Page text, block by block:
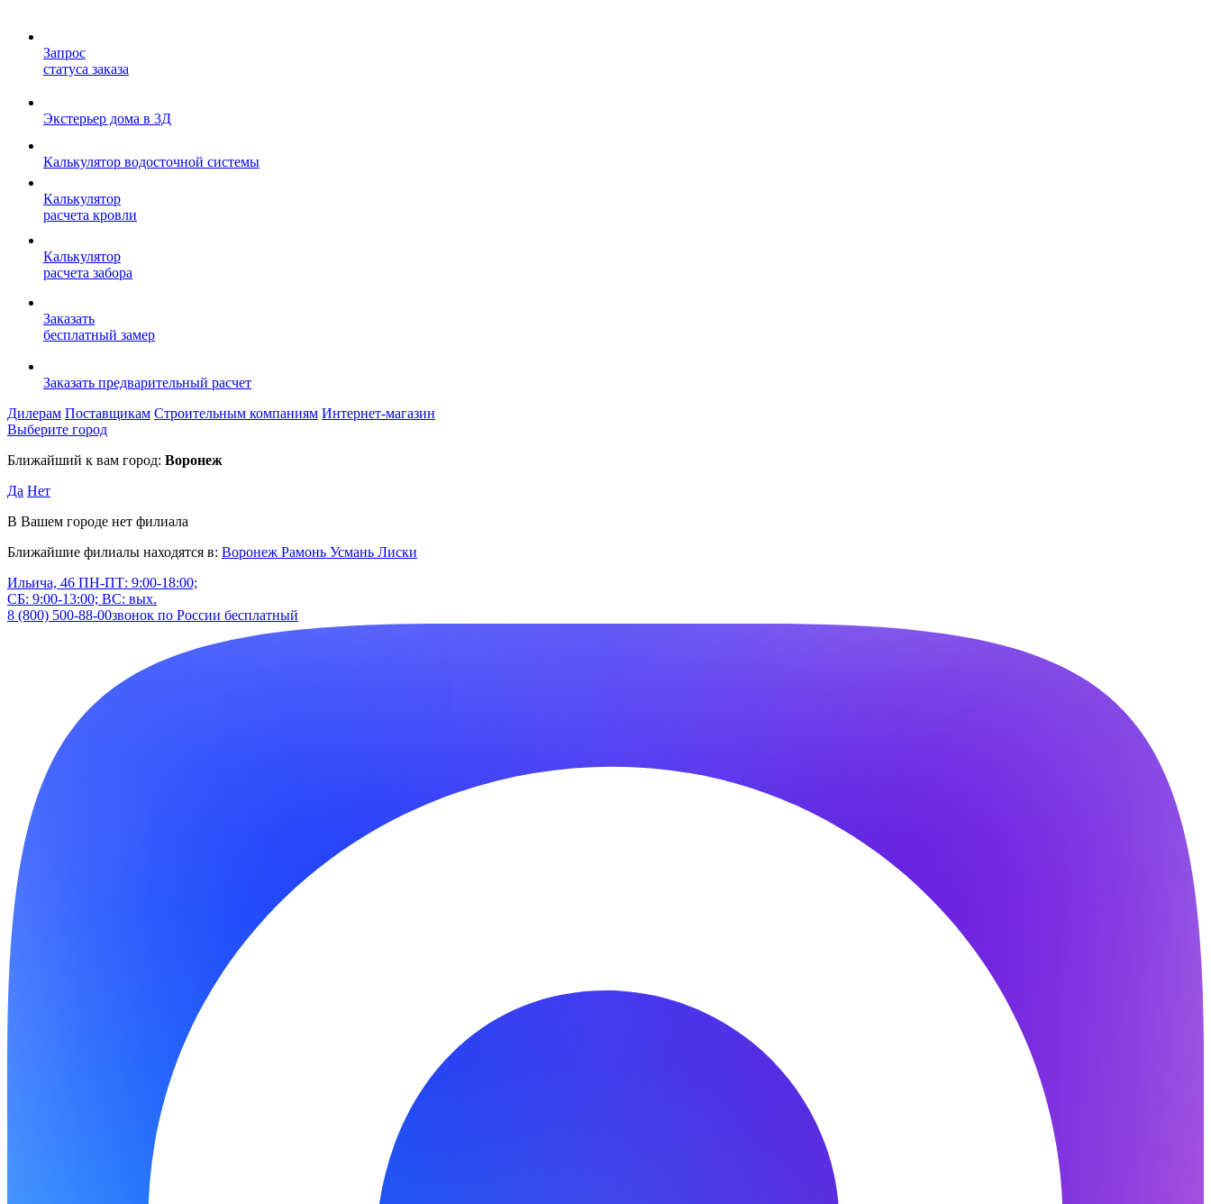
Запрос
статуса заказа
Экстерьер дома в 3Д
Калькулятор водосточной системы
Калькулятор
расчета кровли
Калькулятор
расчета забора
Заказать
бесплатный замер
Заказать предварительный расчет
Дилерам Поставщикам Строительным компаниям Интернет-магазин
Выберите город
Ближайший к вам город: Воронеж
Да Нет
В Вашем городе нет филиала
Ближайшие филиалы находятся в: Воронеж Рамонь Усмань Лиски
Ильича, 46 ПН-ПТ: 9:00-18:00;
СБ: 9:00-13:00; ВС: вых.
8 (800) 500-88-00звонок по России бесплатный